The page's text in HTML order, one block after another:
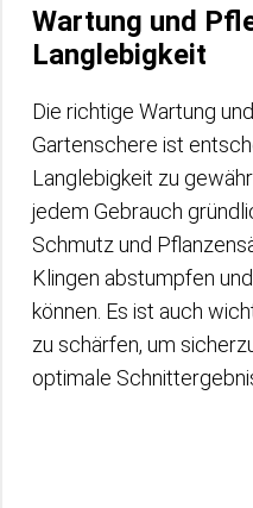
Wartung und
Langlebigkeit
Die richtige Wartung
Gartenschere ist
Langlebigkeit zu
jedem Gebrauch
Schmutz und
Klingen abstumpfen
können. Es ist auch
zu schärfen, um
optimale